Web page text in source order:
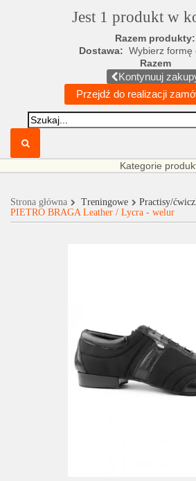
Jest 1 produkt w
Razem produkty:
Dostawa: Wybierz formę
Razem
Kontynuuj
Przejdź do realizacji
Kategorie
Strona główna Treningowe Practisy/
PIETRO BRAGA Leather / Lycra - welur